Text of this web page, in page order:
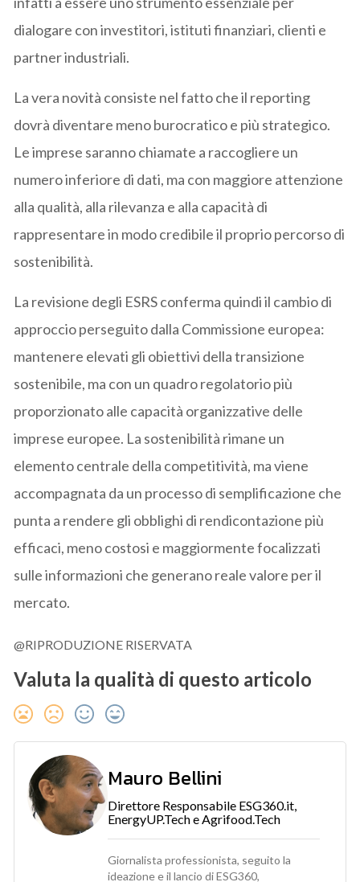
dialogare con investitori, istituti finanziari, clienti e
partner industriali.
La vera novità consiste nel fatto che il reporting
dovrà diventare meno burocratico e più strategico.
Le imprese saranno chiamate a raccogliere un
numero inferiore di dati, ma con maggiore attenzione
alla qualità, alla rilevanza e alla capacità di
rappresentare in modo credibile il proprio percorso di
sostenibilità.
La revisione degli ESRS conferma quindi il cambio di
approccio perseguito dalla Commissione europea:
mantenere elevati gli obiettivi della transizione
sostenibile, ma con un quadro regolatorio più
proporzionato alle capacità organizzative delle
imprese europee. La sostenibilità rimane un
elemento centrale della competitività, ma viene
accompagnata da un processo di semplificazione che
punta a rendere gli obblighi di rendicontazione più
efficaci, meno costosi e maggiormente focalizzati
sulle informazioni che generano reale valore per il
mercato.
@RIPRODUZIONE RISERVATA
Valuta la qualità di questo articolo
Mauro Bellini
Direttore Responsabile ESG360.it,
EnergyUP.Tech e Agrifood.Tech
Giornalista professionista, seguito la
ideazione e il lancio di ESG360,